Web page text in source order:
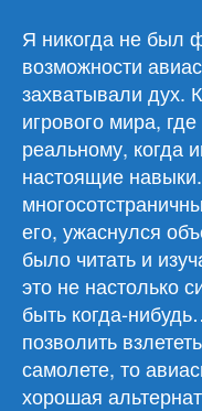
Я никогда не был
возможности
захватывали дух.
игрового мира,
реальному, когда
настоящие
его, ужаснулся
было читать и
это не настолько
быть когда-
позволить
самолете, то
хорошая